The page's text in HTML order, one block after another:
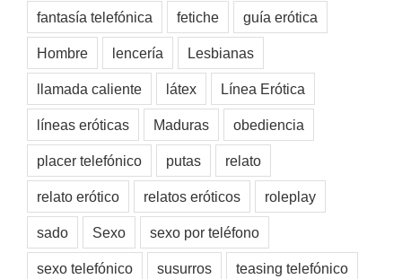
fantasía telefónica fetiche guía erótica
Hombre lencería Lesbianas
llamada caliente látex Línea Erótica
líneas eróticas Maduras obediencia
placer telefónico putas relato
relato erótico relatos eróticos roleplay
sado Sexo sexo por teléfono
sexo telefónico susurros teasing telefónico